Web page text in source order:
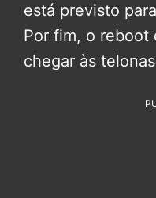
está previsto
Por fim, o reboot
chegar às